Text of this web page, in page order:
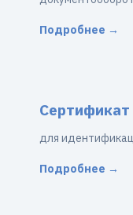
Подробнее →
Сертификат
для
Подробнее →